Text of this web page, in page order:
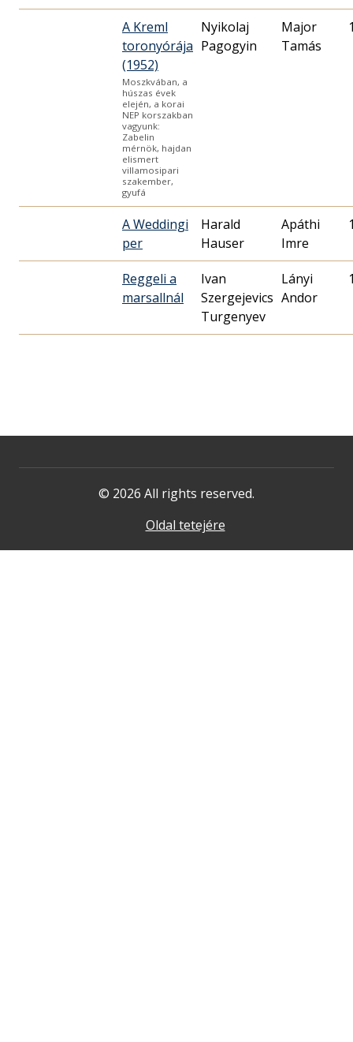
A Kreml
toronyórája
(1952)
Moszkvában, a
húszas évek
elején, a korai
NEP korszakban
vagyunk:
Zabelin
mérnök, hajdan
elismert
villamosipari
szakember,
gyufá
Nyikolaj
Pagogyin
Major
Tamás
A Weddingi
per
Harald
Hauser
Apáthi
Imre
Reggeli a
marsallnál
Ivan
Szergejevics
Turgenyev
Lányi
Andor
© 2026 All rights reserved.
Oldal tetejére